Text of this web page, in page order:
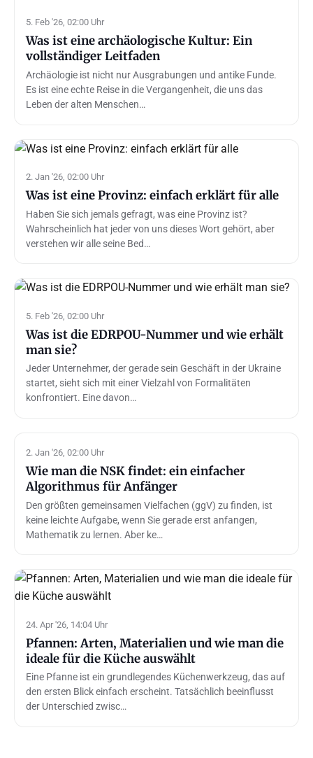
5. Feb '26, 02:00 Uhr
Was ist eine archäologische Kultur: Ein
vollständiger Leitfaden
Archäologie ist nicht nur Ausgrabungen und antike Funde.
Es ist eine echte Reise in die Vergangenheit, die uns das
Leben der alten Menschen…
2. Jan '26, 02:00 Uhr
Was ist eine Provinz: einfach erklärt für alle
Haben Sie sich jemals gefragt, was eine Provinz ist?
Wahrscheinlich hat jeder von uns dieses Wort gehört, aber
verstehen wir alle seine Bed…
5. Feb '26, 02:00 Uhr
Was ist die EDRPOU-Nummer und wie erhält
man sie?
Jeder Unternehmer, der gerade sein Geschäft in der Ukraine
startet, sieht sich mit einer Vielzahl von Formalitäten
konfrontiert. Eine davon…
2. Jan '26, 02:00 Uhr
Wie man die NSK findet: ein einfacher
Algorithmus für Anfänger
Den größten gemeinsamen Vielfachen (ggV) zu finden, ist
keine leichte Aufgabe, wenn Sie gerade erst anfangen,
Mathematik zu lernen. Aber ke…
24. Apr '26, 14:04 Uhr
Pfannen: Arten, Materialien und wie man die
ideale für die Küche auswählt
Eine Pfanne ist ein grundlegendes Küchenwerkzeug, das auf
den ersten Blick einfach erscheint. Tatsächlich beeinflusst
der Unterschied zwisc…